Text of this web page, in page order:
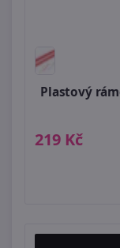
Plastový
219 Kč